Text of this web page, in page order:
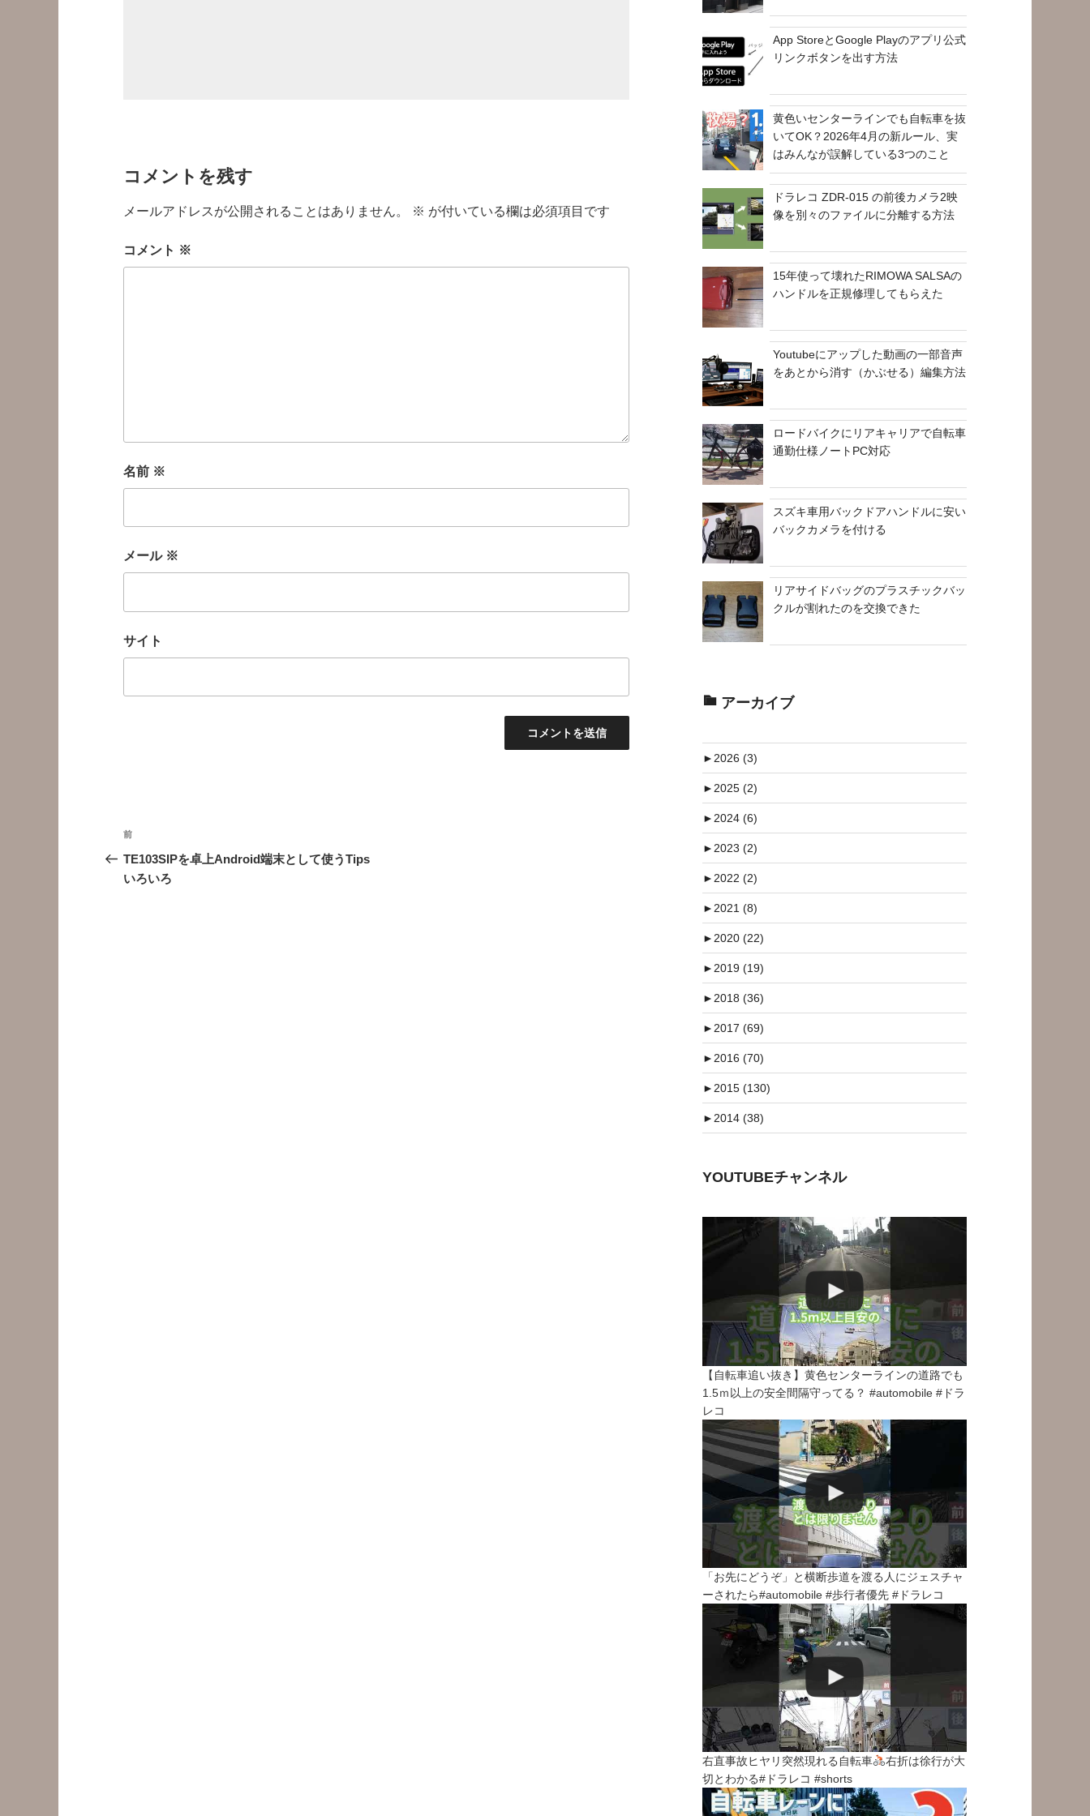
コメントを残す
メールアドレスが公開されることはありません。 ※ が付いている欄は必須項目です
コメント ※
名前 ※
メール ※
サイト
投
稿
ナ
前
の
投
前
TE103SIPを卓上Android端末として使うTips
いろいろ
App StoreとGoogle Playのアプリ公式
リンクボタンを出す方法
黄色いセンターラインでも自転車を抜
いてOK？2026年4月の新ルール、実
はみんなが誤解している3つのこと
ドラレコ ZDR-015 の前後カメラ2映
像を別々のファイルに分離する方法
15年使って壊れたRIMOWA SALSAの
ハンドルを正規修理してもらえた
Youtubeにアップした動画の一部音声
をあとから消す（かぶせる）編集方法
ロードバイクにリアキャリアで自転車
通勤仕様ノートPC対応
スズキ車用バックドアハンドルに安い
バックカメラを付ける
リアサイドバッグのプラスチックバッ
クルが割れたのを交換できた
アーカイブ
►2026 (3)
►2025 (2)
►2024 (6)
►2023 (2)
►2022 (2)
►2021 (8)
►2020 (22)
►2019 (19)
►2018 (36)
►2017 (69)
►2016 (70)
►2015 (130)
►2014 (38)
YOUTUBEチャンネル
【自転車追い抜き】黄色センターラインの道路でも
1.5ｍ以上の安全間隔守ってる？ #automobile #ドラ
レコ
「お先にどうぞ」と横断歩道を渡る人にジェスチャ
ーされたら#automobile #歩行者優先 #ドラレコ
右直事故ヒヤリ突然現れる自転車
右折は徐行が大
切とわかる#ドラレコ #shorts